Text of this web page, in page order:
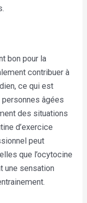
bon pour la
contribuer à
ce qui est
âgées
des situations
d’exercice
peut
que l’ocytocine
une sensation